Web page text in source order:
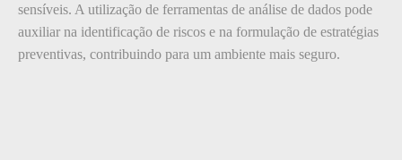
sensíveis. A utilização de ferramentas de análise de dados pode
auxiliar na identificação de riscos e na formulação de estratégias
preventivas, contribuindo para um ambiente mais seguro.